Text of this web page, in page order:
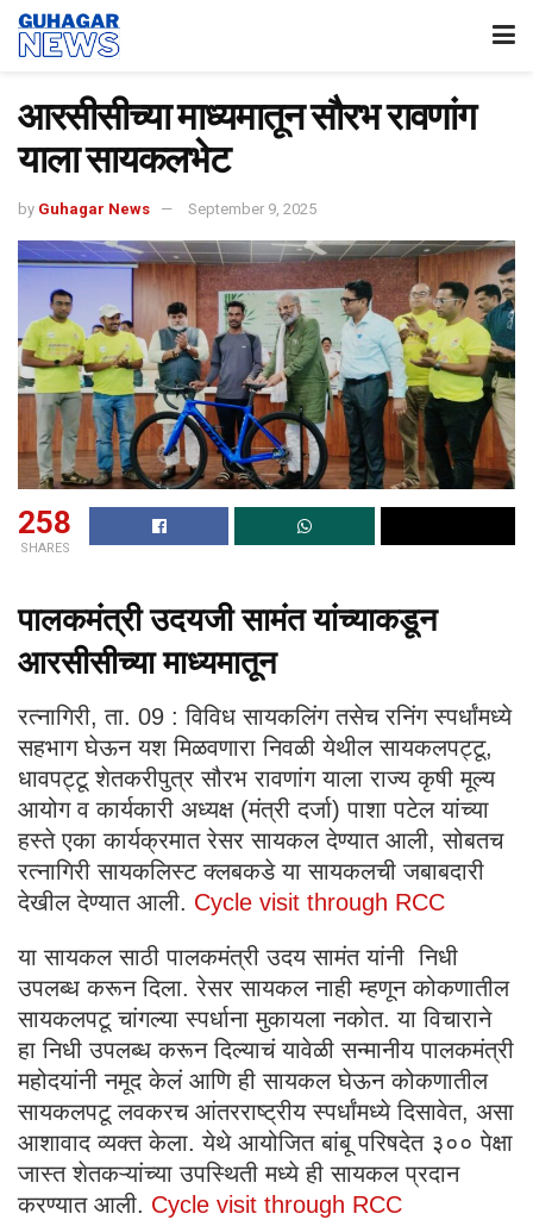
आरसीसीच्या माध्यमातून सौरभ रावणांग
याला सायकलभेट
by Guhagar News September 9, 2025
258
SHARES
पालकमंत्री उदयजी सामंत यांच्याकडून
आरसीसीच्या माध्यमातून
रत्नागिरी, ता. 09 : विविध सायकलिंग तसेच रनिंग स्पर्धांमध्ये
सहभाग घेऊन यश मिळवणारा निवळी येथील सायकलपट्टू,
धावपट्टू शेतकरीपुत्र सौरभ रावणांग याला राज्य कृषी मूल्य
आयोग व कार्यकारी अध्यक्ष (मंत्री दर्जा) पाशा पटेल यांच्या
हस्ते एका कार्यक्रमात रेसर सायकल देण्यात आली, सोबतच
रत्नागिरी सायकलिस्ट क्लबकडे या सायकलची जबाबदारी
देखील देण्यात आली. Cycle visit through RCC
या सायकल साठी पालकमंत्री उदय सामंत यांनी निधी
उपलब्ध करून दिला. रेसर सायकल नाही म्हणून कोकणातील
सायकलपटू चांगल्या स्पर्धाना मुकायला नकोत. या विचाराने
हा निधी उपलब्ध करून दिल्याचं यावेळी सन्मानीय पालकमंत्री
महोदयांनी नमूद केलं आणि ही सायकल घेऊन कोकणातील
सायकलपटू लवकरच आंतरराष्ट्रीय स्पर्धांमध्ये दिसावेत, असा
आशावाद व्यक्त केला. येथे आयोजित बांबू परिषदेत ३०० पेक्षा
जास्त शेतकऱ्यांच्या उपस्थिती मध्ये ही सायकल प्रदान
करण्यात आली. Cycle visit through RCC